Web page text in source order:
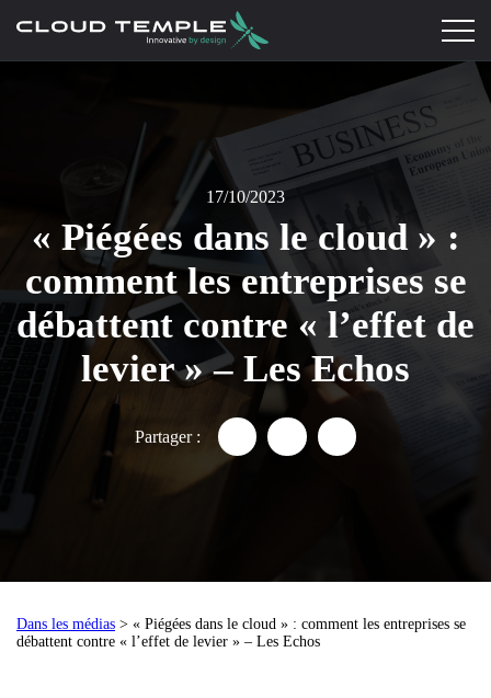
17/10/2023
« Piégées dans le cloud » :
comment les entreprises se
débattent contre « l’effet de
levier » – Les Echos
Partager : Partager "« Piégées dans le
Partager "« Piégées
Partager "«
Dans les médias > « Piégées dans le cloud » : comment les entreprises se
débattent contre « l’effet de levier » – Les Echos